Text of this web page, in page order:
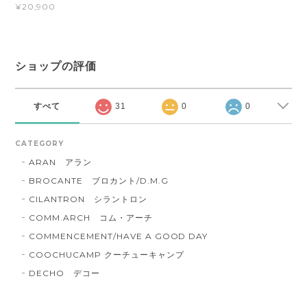
¥20,900
ショップの評価
すべて 31 0 0
CATEGORY
ARAN アラン
BROCANTE ブロカント/D.M.G
CILANTRON シラントロン
COMM.ARCH コム・アーチ
COMMENCEMENT/HAVE A GOOD DAY
COOCHUCAMP クーチューキャンプ
DECHO デコー